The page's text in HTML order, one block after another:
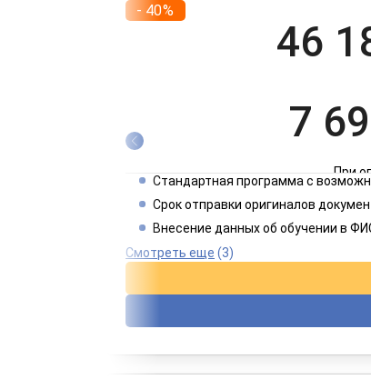
- 40%
46
7
При
3
Стандартная программа с
Срок отправки оригиналов
Внесение данных об обучении в
Смотреть еще (3)